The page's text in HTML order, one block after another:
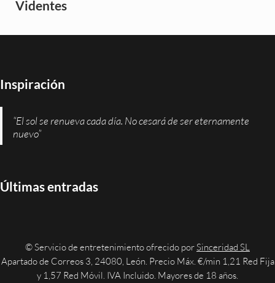
Videntes
Inspiración
“El sol se renueva cada día. No cesará de ser eternamente
nuevo”
Últimas entradas
© Servicio de entretenimiento ofrecido porSinceridad SL
Apartado de Correos 3, 24080, León. Precio Máx. €/min 1,21 Red Fija
y 1,57 Red Móvil. IVA Incluido. Mayores de 18 años.